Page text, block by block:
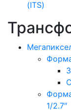
(ITS)
1/2.7″